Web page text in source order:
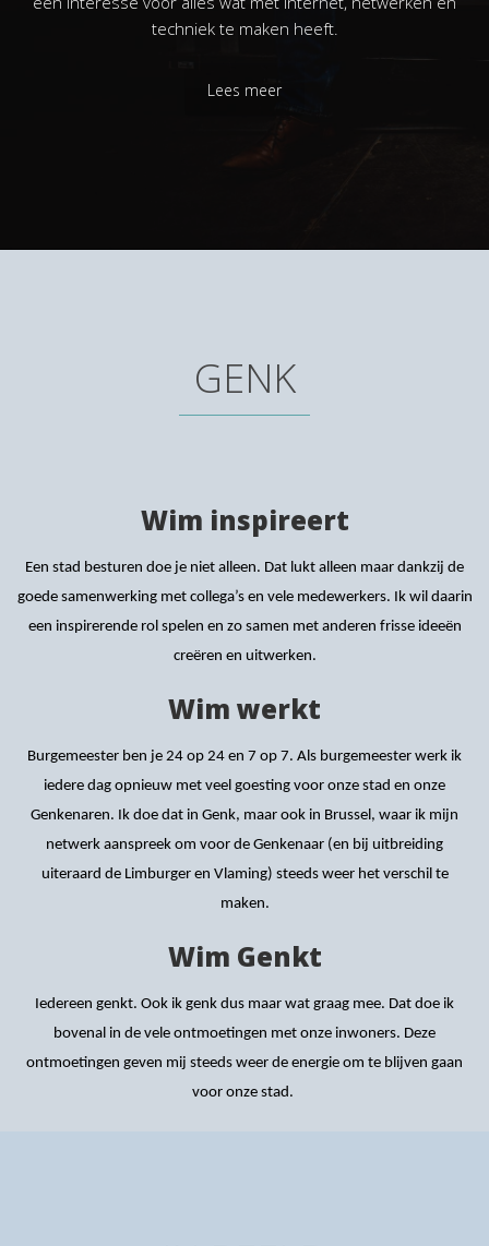
techniek te maken heeft.
Lees meer
GENK
Wim inspireert
Een stad besturen doe je niet alleen. Dat lukt alleen maar dankzij de
goede samenwerking met collega’s en vele medewerkers. Ik wil daarin
een inspirerende rol spelen en zo samen met anderen frisse ideeën
creëren en uitwerken.
Wim werkt
Burgemeester ben je 24 op 24 en 7 op 7. Als burgemeester werk ik
iedere dag opnieuw met veel goesting voor onze stad en onze
Genkenaren. Ik doe dat in Genk, maar ook in Brussel, waar ik mijn
netwerk aanspreek om voor de Genkenaar (en bij uitbreiding
uiteraard de Limburger en Vlaming) steeds weer het verschil te
maken.
Wim Genkt
Iedereen genkt. Ook ik genk dus maar wat graag mee. Dat doe ik
bovenal in de vele ontmoetingen met onze inwoners. Deze
ontmoetingen geven mij steeds weer de energie om te blijven gaan
voor onze stad.